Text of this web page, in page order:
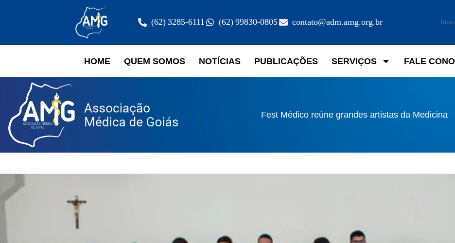
(62) 3285-6111 (62) 99830-0805 contato@adm.amg.org.br
HOME QUEM SOMOS NOTÍCIAS PUBLICAÇÕES SERVIÇOS FALE
Fest Médico reúne grandes artistas da Medicina